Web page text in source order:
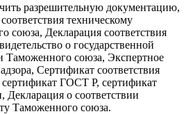
разрешительную документацию,
техническому
союза, Декларация соответствия
о государственной
Таможенного союза, Экспертное
Сертификат соответствия
ГОСТ Р, сертификат
Декларация о соответствии
Таможенного союза.